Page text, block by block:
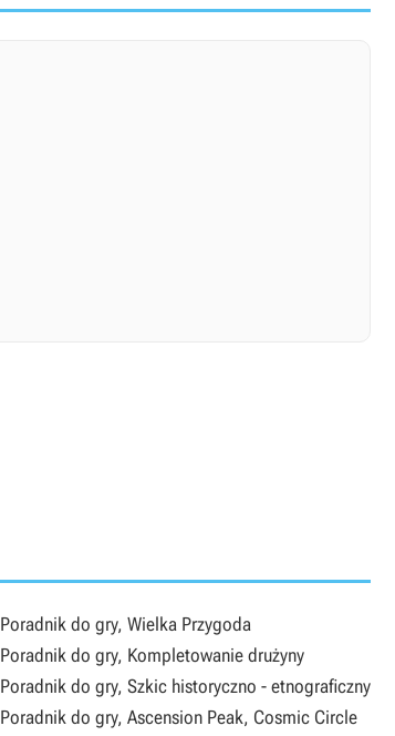
Poradnik do gry, Wielka Przygoda
Poradnik do gry, Kompletowanie drużyny
Poradnik do gry, Szkic historyczno - etnograficzny
Poradnik do gry, Ascension Peak, Cosmic Circle